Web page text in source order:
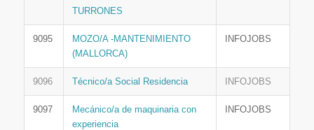
TURRONES
9095
MOZO/A -MANTENIMIENTO
(MALLORCA)
INFOJOBS
9096 Técnico/a Social Residencia INFOJOBS
9097
Mecánico/a de maquinaria con
experiencia
INFOJOBS